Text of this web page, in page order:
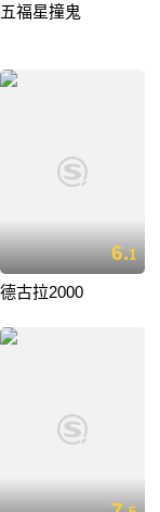
五福星撞鬼
6.1
德古拉2000